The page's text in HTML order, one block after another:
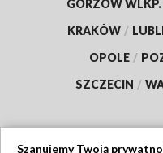
GORZÓW WLKP.
KRAKÓW /
OPOLE /
SZCZECIN /
Szanujemy Twoją